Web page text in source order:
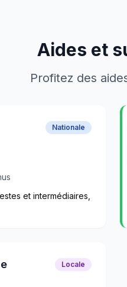
Aides et
Profitez des
Nationale
et intermédiaires,
Locale